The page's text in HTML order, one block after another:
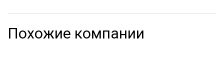
Похожие компании